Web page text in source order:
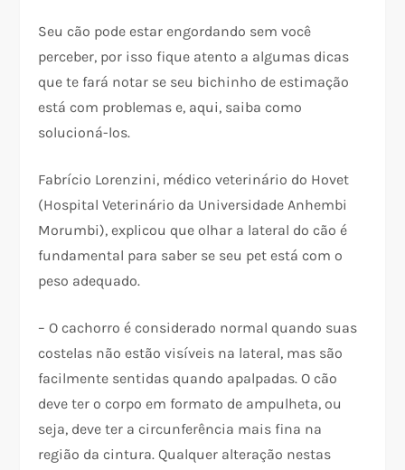
Seu cão pode estar engordando sem você
perceber, por isso fique atento a algumas dicas
que te fará notar se seu bichinho de estimação
está com problemas e, aqui, saiba como
solucioná-los.
Fabrício Lorenzini, médico veterinário do Hovet
(Hospital Veterinário da Universidade Anhembi
Morumbi), explicou que olhar a lateral do cão é
fundamental para saber se seu pet está com o
peso adequado.
– O cachorro é considerado normal quando suas
costelas não estão visíveis na lateral, mas são
facilmente sentidas quando apalpadas. O cão
deve ter o corpo em formato de ampulheta, ou
seja, deve ter a circunferência mais fina na
região da cintura. Qualquer alteração nestas